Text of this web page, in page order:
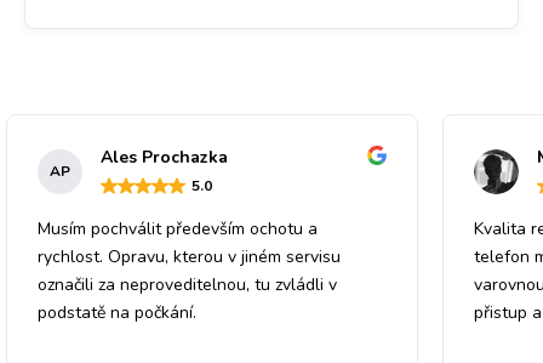
AP
Ales Prochazka
5.0
Musím pochválit především ochotu a
rychlost. Opravu, kterou v jiném servisu
označili za neproveditelnou, tu zvládli v
podstatě na počkání.
Kvalita
telefon
přistup